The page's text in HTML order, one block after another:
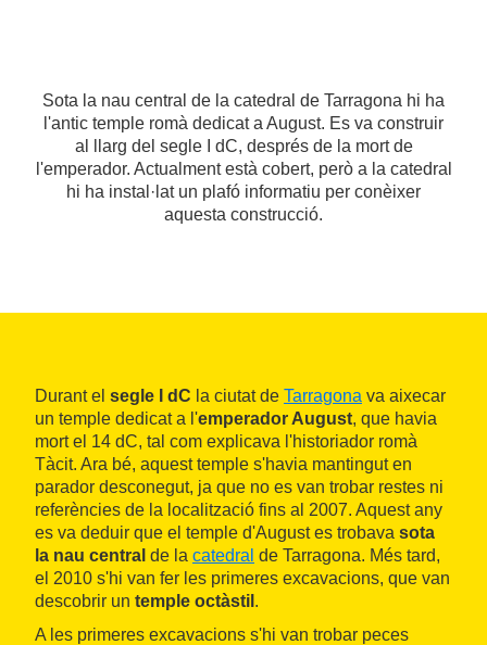
Sota la nau central de la catedral de Tarragona hi ha
l'antic temple romà dedicat a August. Es va construir
al llarg del segle I dC, després de la mort de
l'emperador. Actualment està cobert, però a la catedral
hi ha instal·lat un plafó informatiu per conèixer
aquesta construcció.
Durant el segle I dC la ciutat de Tarragona va aixecar
un temple dedicat a l'emperador August, que havia
mort el 14 dC, tal com explicava l'historiador romà
Tàcit. Ara bé, aquest temple s'havia mantingut en
parador desconegut, ja que no es van trobar restes ni
referències de la localització fins al 2007. Aquest any
es va deduir que el temple d'August es trobava sota
la nau central de la catedral de Tarragona. Més tard,
el 2010 s'hi van fer les primeres excavacions, que van
descobrir un temple octàstil .
A les primeres excavacions s'hi van trobar peces